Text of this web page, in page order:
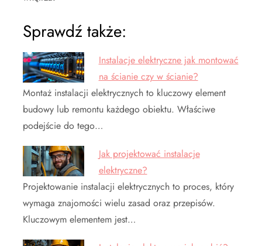
Sprawdź także:
Instalacje elektryczne jak montować
na ścianie czy w ścianie?
Montaż instalacji elektrycznych to kluczowy element
budowy lub remontu każdego obiektu. Właściwe
podejście do tego…
Jak projektować instalacje
elektryczne?
Projektowanie instalacji elektrycznych to proces, który
wymaga znajomości wielu zasad oraz przepisów.
Kluczowym elementem jest…